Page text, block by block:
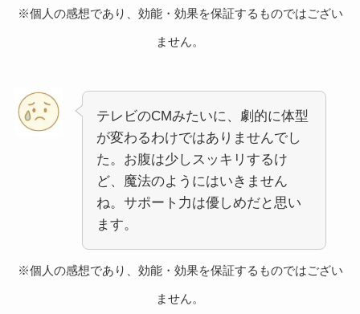
※個人の感想であり、効能・効果を保証するものではござい
ません。
テレビのCMみたいに、劇的に体型
が変わるわけではありませんでし
た。お腹は少しスッキリするけ
ど、魔法のようにはいきません
ね。サポート力は優しめだと思い
ます。
※個人の感想であり、効能・効果を保証するものではござい
ません。